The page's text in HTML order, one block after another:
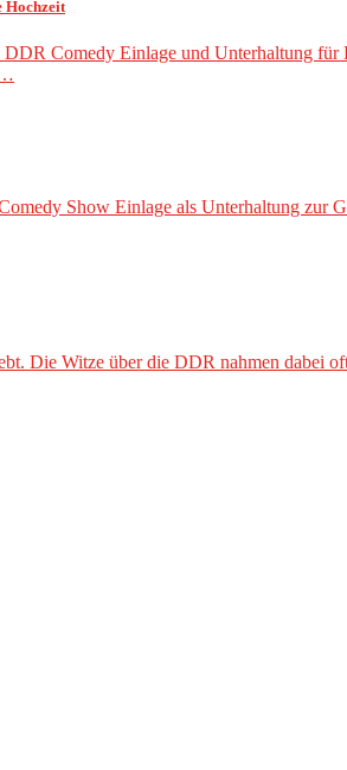
Hochzeit
Comedy Einlage und Unterhaltung für
…
Show Einlage als Unterhaltung zur
Die Witze über die DDR nahmen dabei